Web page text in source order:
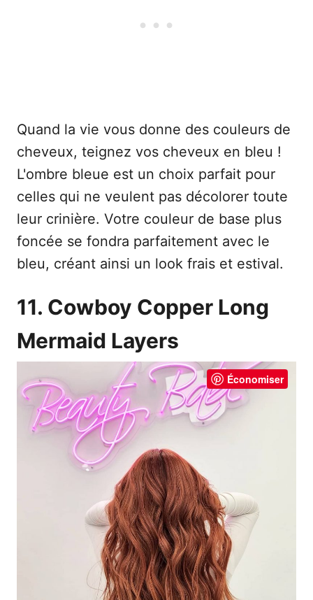
Quand la vie vous donne des couleurs de
cheveux, teignez vos cheveux en bleu !
L'ombre bleue est un choix parfait pour
celles qui ne veulent pas décolorer toute
leur crinière. Votre couleur de base plus
foncée se fondra parfaitement avec le
bleu, créant ainsi un look frais et estival.
11. Cowboy Copper Long
Mermaid Layers
Économiser